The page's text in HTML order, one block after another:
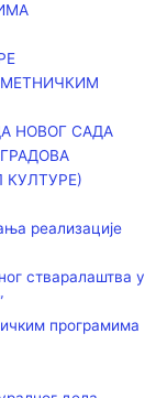
НОВОГ САДА
КУЛТУРЕ)
реализације
стваралаштва у
програмима